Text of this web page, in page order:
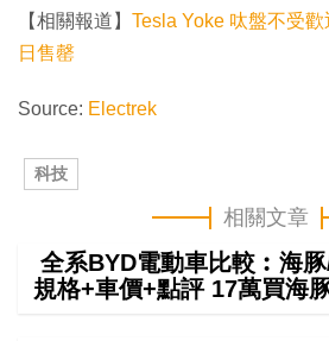
【相關報道】 Tesla Yoke 呔盤不受
日售罄
Source: Electrek
科技
相關文章
全系BYD電動車比較︰海
規格+車價+點評 17萬買海